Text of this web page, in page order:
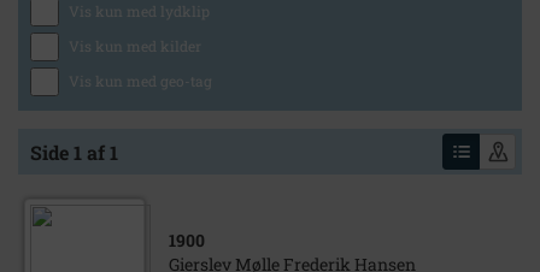
Vis kun med lydklip
Vis kun med kilder
Vis kun med geo-tag
Side 1 af 1
1900
Gierslev Mølle Frederik Hansen